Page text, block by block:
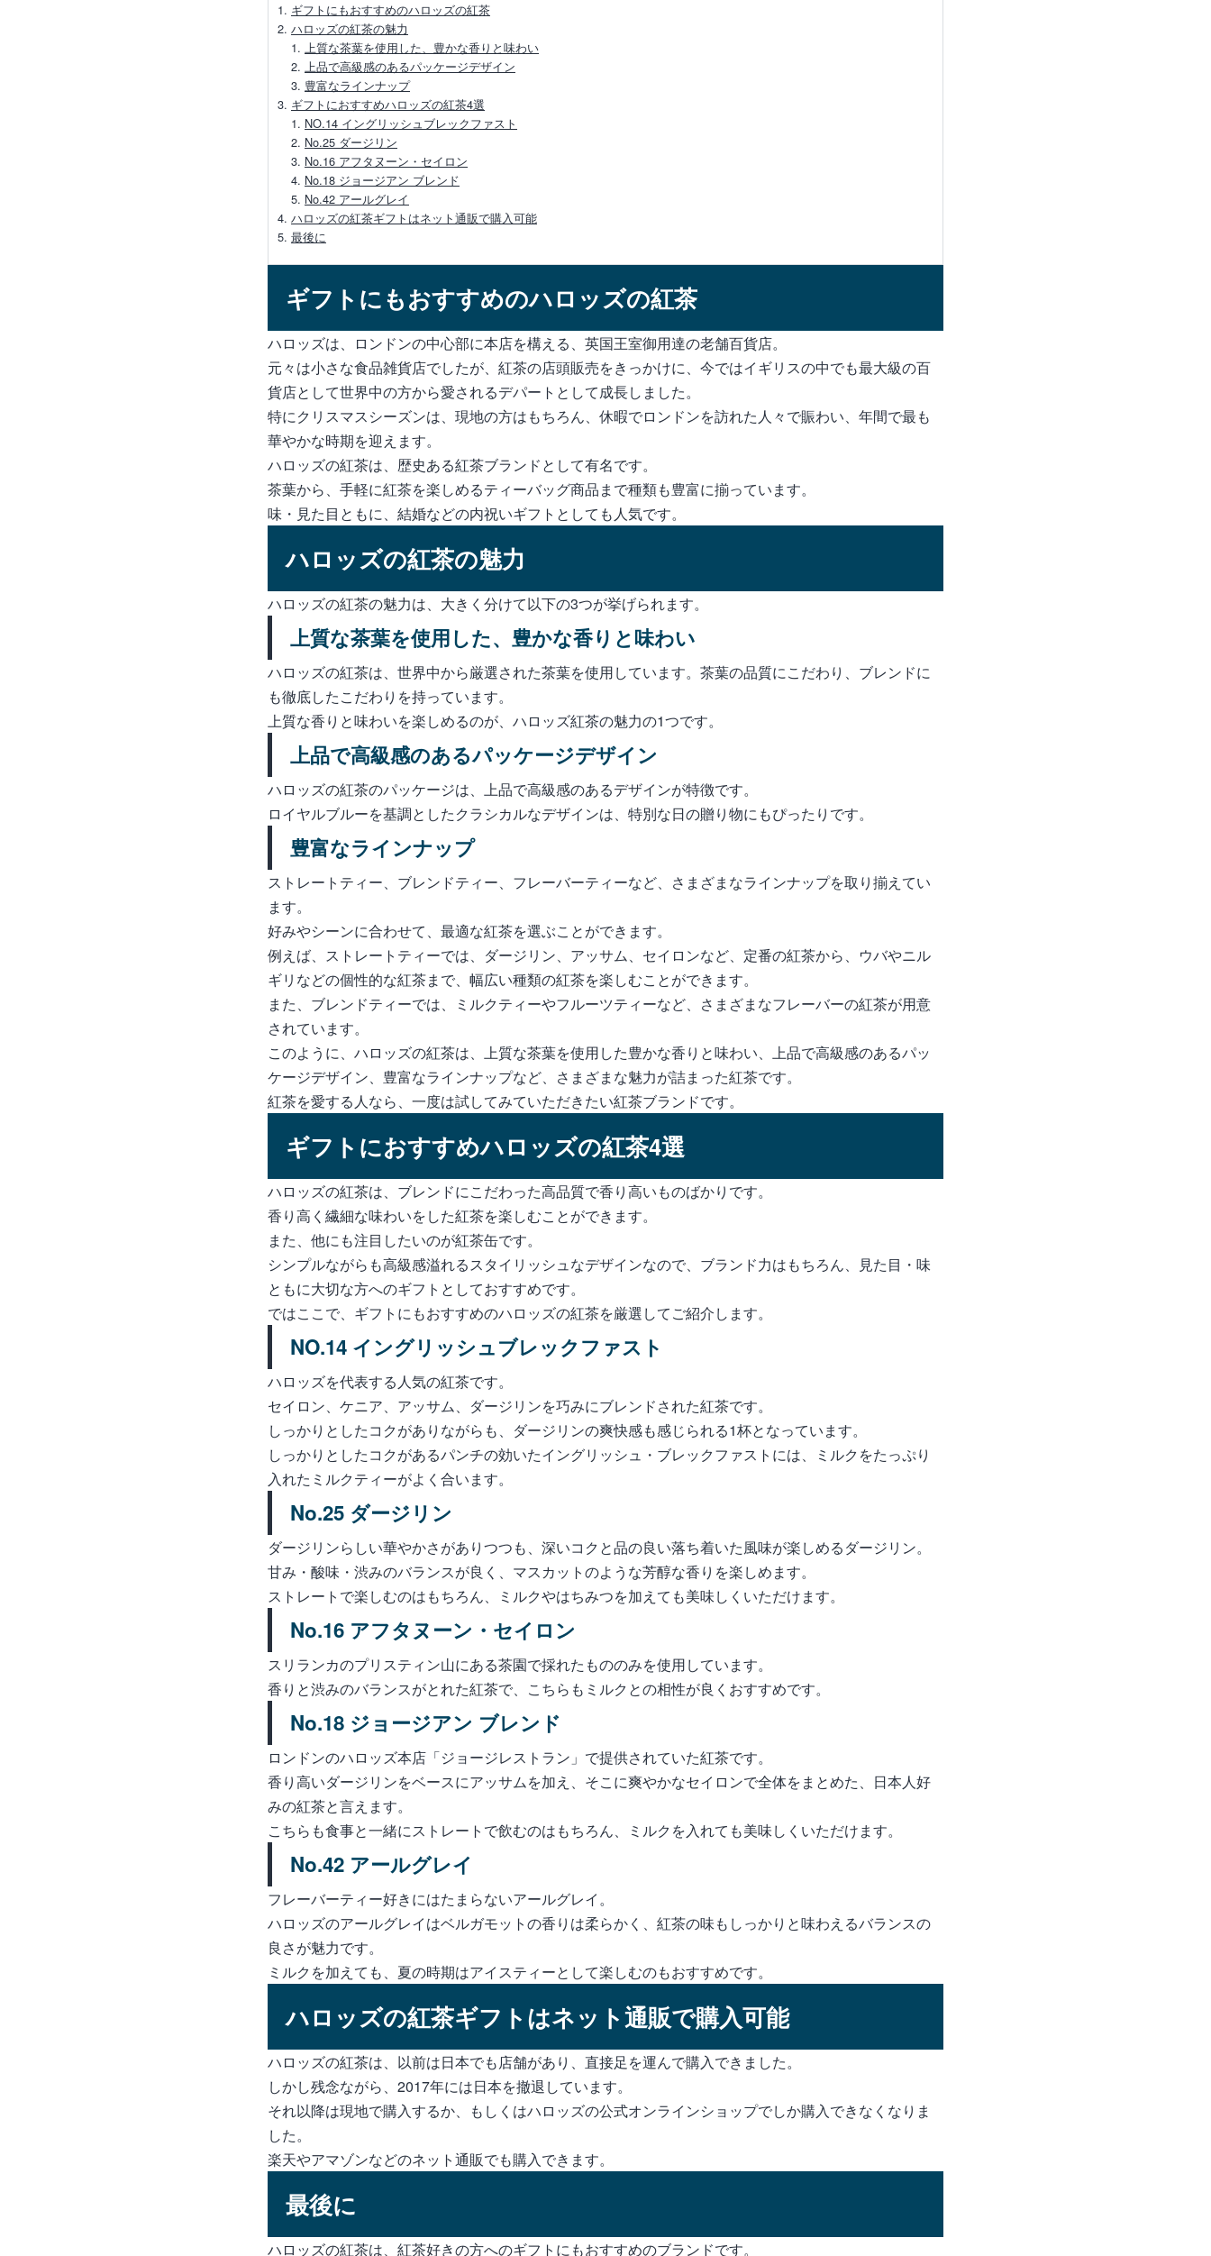
ギフトにもおすすめのハロッズの紅茶
ハロッズの紅茶の魅力
上質な茶葉を使用した、豊かな香りと味わい
上品で高級感のあるパッケージデザイン
豊富なラインナップ
ギフトにおすすめハロッズの紅茶4選
NO.14 イングリッシュブレックファスト
No.25 ダージリン
No.16 アフタヌーン・セイロン
No.18 ジョージアン ブレンド
No.42 アールグレイ
ハロッズの紅茶ギフトはネット通販で購入可能
最後に
ギフトにもおすすめのハロッズの紅茶
ハロッズは、ロンドンの中心部に本店を構える、英国王室御用達の老舗百貨店。
元々は小さな食品雑貨店でしたが、紅茶の店頭販売をきっかけに、今ではイギリスの中でも最大級の百
貨店として世界中の方から愛されるデパートとして成長しました。
特にクリスマスシーズンは、現地の方はもちろん、休暇でロンドンを訪れた人々で賑わい、年間で最も
華やかな時期を迎えます。
ハロッズの紅茶は、歴史ある紅茶ブランドとして有名です。
茶葉から、手軽に紅茶を楽しめるティーバッグ商品まで種類も豊富に揃っています。
味・見た目ともに、結婚などの内祝いギフトとしても人気です。
ハロッズの紅茶の魅力
ハロッズの紅茶の魅力は、大きく分けて以下の3つが挙げられます。
上質な茶葉を使用した、豊かな香りと味わい
ハロッズの紅茶は、世界中から厳選された茶葉を使用しています。茶葉の品質にこだわり、ブレンドに
も徹底したこだわりを持っています。
上質な香りと味わいを楽しめるのが、ハロッズ紅茶の魅力の1つです。
上品で高級感のあるパッケージデザイン
ハロッズの紅茶のパッケージは、上品で高級感のあるデザインが特徴です。
ロイヤルブルーを基調としたクラシカルなデザインは、特別な日の贈り物にもぴったりです。
豊富なラインナップ
ストレートティー、ブレンドティー、フレーバーティーなど、さまざまなラインナップを取り揃えてい
ます。
好みやシーンに合わせて、最適な紅茶を選ぶことができます。
例えば、ストレートティーでは、ダージリン、アッサム、セイロンなど、定番の紅茶から、ウバやニル
ギリなどの個性的な紅茶まで、幅広い種類の紅茶を楽しむことができます。
また、ブレンドティーでは、ミルクティーやフルーツティーなど、さまざまなフレーバーの紅茶が用意
されています。
このように、ハロッズの紅茶は、上質な茶葉を使用した豊かな香りと味わい、上品で高級感のあるパッ
ケージデザイン、豊富なラインナップなど、さまざまな魅力が詰まった紅茶です。
紅茶を愛する人なら、一度は試してみていただきたい紅茶ブランドです。
ギフトにおすすめハロッズの紅茶4選
ハロッズの紅茶は、ブレンドにこだわった高品質で香り高いものばかりです。
香り高く繊細な味わいをした紅茶を楽しむことができます。
また、他にも注目したいのが紅茶缶です。
シンプルながらも高級感溢れるスタイリッシュなデザインなので、ブランド力はもちろん、見た目・味
ともに大切な方へのギフトとしておすすめです。
ではここで、ギフトにもおすすめのハロッズの紅茶を厳選してご紹介します。
NO.14 イングリッシュブレックファスト
ハロッズを代表する人気の紅茶です。
セイロン、ケニア、アッサム、ダージリンを巧みにブレンドされた紅茶です。
しっかりとしたコクがありながらも、ダージリンの爽快感も感じられる1杯となっています。
しっかりとしたコクがあるパンチの効いたイングリッシュ・ブレックファストには、ミルクをたっぷり
入れたミルクティーがよく合います。
No.25 ダージリン
ダージリンらしい華やかさがありつつも、深いコクと品の良い落ち着いた風味が楽しめるダージリン。
甘み・酸味・渋みのバランスが良く、マスカットのような芳醇な香りを楽しめます。
ストレートで楽しむのはもちろん、ミルクやはちみつを加えても美味しくいただけます。
No.16 アフタヌーン・セイロン
スリランカのプリスティン山にある茶園で採れたもののみを使用しています。
香りと渋みのバランスがとれた紅茶で、こちらもミルクとの相性が良くおすすめです。
No.18 ジョージアン ブレンド
ロンドンのハロッズ本店「ジョージレストラン」で提供されていた紅茶です。
香り高いダージリンをベースにアッサムを加え、そこに爽やかなセイロンで全体をまとめた、日本人好
みの紅茶と言えます。
こちらも食事と一緒にストレートで飲むのはもちろん、ミルクを入れても美味しくいただけます。
No.42 アールグレイ
フレーバーティー好きにはたまらないアールグレイ。
ハロッズのアールグレイはベルガモットの香りは柔らかく、紅茶の味もしっかりと味わえるバランスの
良さが魅力です。
ミルクを加えても、夏の時期はアイスティーとして楽しむのもおすすめです。
ハロッズの紅茶ギフトはネット通販で購入可能
ハロッズの紅茶は、以前は日本でも店舗があり、直接足を運んで購入できました。
しかし残念ながら、2017年には日本を撤退しています。
それ以降は現地で購入するか、もしくはハロッズの公式オンラインショップでしか購入できなくなりま
した。
楽天やアマゾンなどのネット通販でも購入できます。
最後に
ハロッズの紅茶は、紅茶好きの方へのギフトにもおすすめのブランドです。